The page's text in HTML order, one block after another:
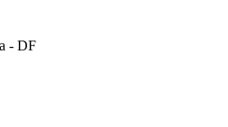
- DF